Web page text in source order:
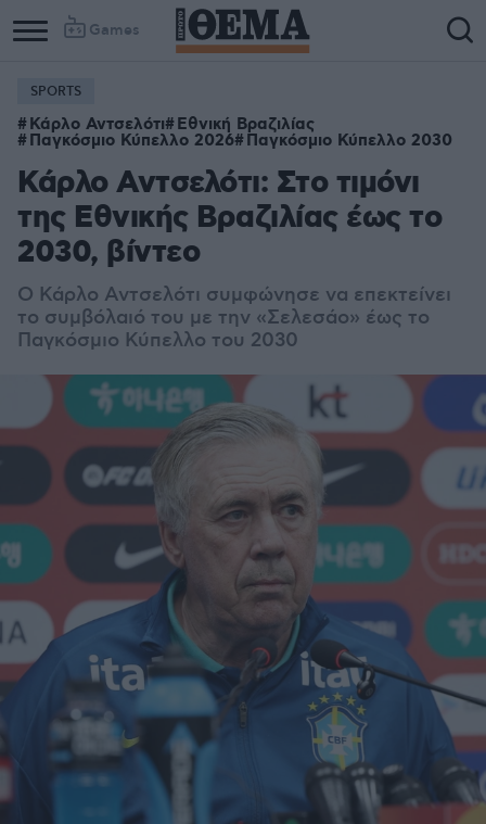
Games
SPORTS
Κάρλο Αντσελότι Εθνική Βραζιλίας
Παγκόσμιο Κύπελλο 2026 Παγκόσμιο Κύπελλο 2030
Κάρλο Αντσελότι: Στο τιμόνι
της Εθνικής Βραζιλίας έως το
2030, βίντεο
Ο Κάρλο Αντσελότι συμφώνησε να επεκτείνει
το συμβόλαιό του με την «Σελεσάο» έως το
Παγκόσμιο Κύπελλο του 2030